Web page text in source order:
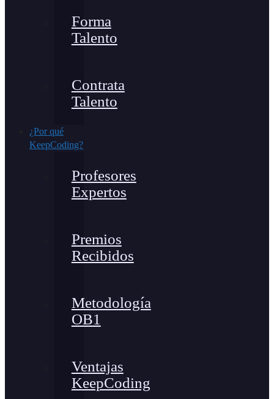
Forma
Talento
Contrata
Talento
¿Por qué
KeepCoding?
Profesores
Expertos
Premios
Recibidos
Metodología
OB1
Ventajas
KeepCoding